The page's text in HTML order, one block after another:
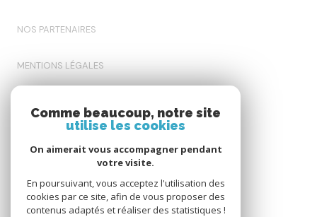
NOS PARTENAIRES
MENTIONS LÉGALES
Comme beaucoup, notre site
utilise les cookies
On aimerait vous accompagner pendant
votre visite.
En poursuivant, vous acceptez l'utilisation des
cookies par ce site, afin de vous proposer des
contenus adaptés et réaliser des statistiques !